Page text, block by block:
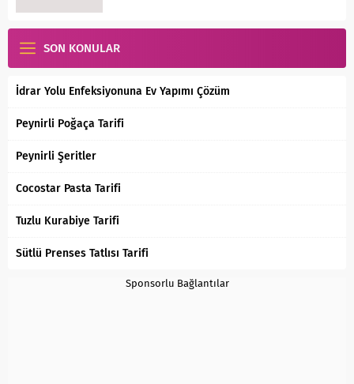
SON KONULAR
İdrar Yolu Enfeksiyonuna Ev Yapımı Çözüm
Peynirli Poğaça Tarifi
Peynirli Şeritler
Cocostar Pasta Tarifi
Tuzlu Kurabiye Tarifi
Sütlü Prenses Tatlısı Tarifi
Sponsorlu Bağlantılar